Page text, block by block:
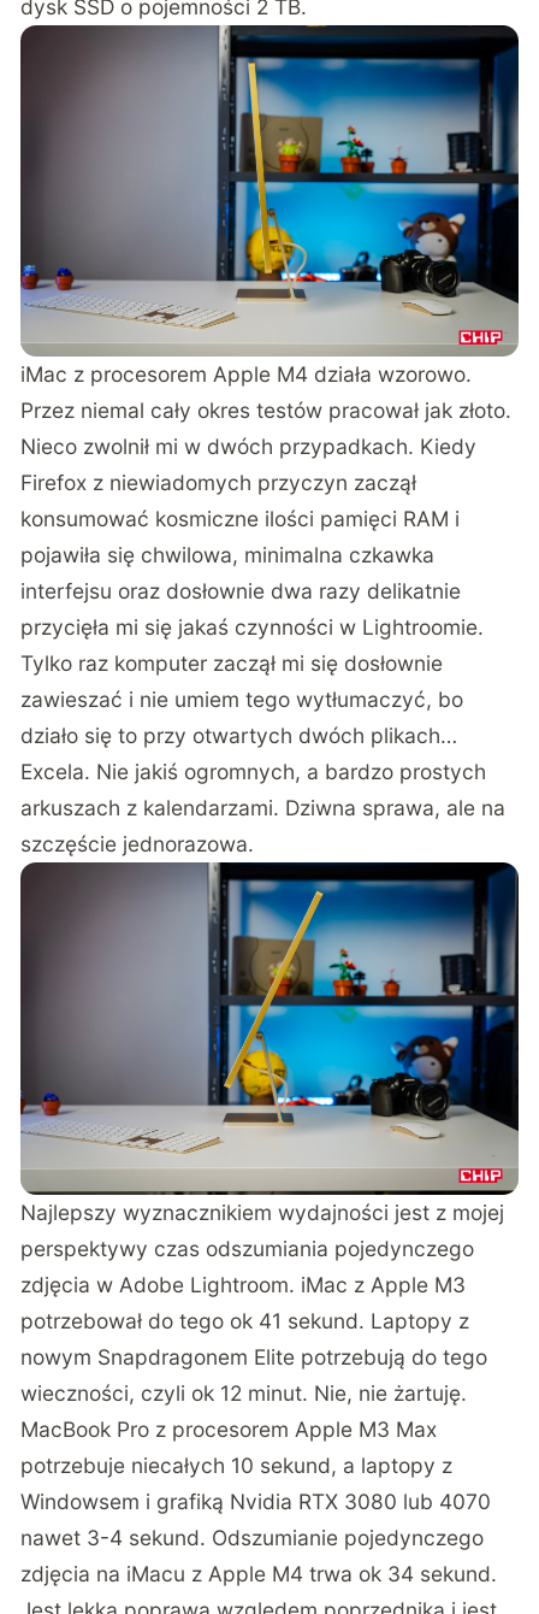
dysk SSD o pojemności 2 TB.
iMac z procesorem Apple M4 działa wzorowo.
Przez niemal cały okres testów pracował jak złoto.
Nieco zwolnił mi w dwóch przypadkach. Kiedy
Firefox z niewiadomych przyczyn zaczął
konsumować kosmiczne ilości pamięci RAM i
pojawiła się chwilowa, minimalna czkawka
interfejsu oraz dosłownie dwa razy delikatnie
przycięła mi się jakaś czynności w Lightroomie.
Tylko raz komputer zaczął mi się dosłownie
zawieszać i nie umiem tego wytłumaczyć, bo
działo się to przy otwartych dwóch plikach…
Excela. Nie jakiś ogromnych, a bardzo prostych
arkuszach z kalendarzami. Dziwna sprawa, ale na
szczęście jednorazowa.
Najlepszy wyznacznikiem wydajności jest z mojej
perspektywy czas odszumiania pojedynczego
zdjęcia w Adobe Lightroom. iMac z Apple M3
potrzebował do tego ok 41 sekund. Laptopy z
nowym Snapdragonem Elite potrzebują do tego
wieczności, czyli ok 12 minut. Nie, nie żartuję.
MacBook Pro z procesorem Apple M3 Max
potrzebuje niecałych 10 sekund, a laptopy z
Windowsem i grafiką Nvidia RTX 3080 lub 4070
nawet 3-4 sekund. Odszumianie pojedynczego
zdjęcia na iMacu z Apple M4 trwa ok 34 sekund.